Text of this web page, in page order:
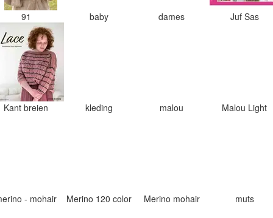
91 baby dames Juf Sas
Kant breien kleding malou Malou Light
- mohair Merino 120 color Merino mohair muts